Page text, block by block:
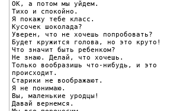
ОК, а потом мы уйдем.
Тихо и спокойно.
Я покажу тебе класс.
Кусочек шоколада?
Уверен, что не хочешь попробовать?
Будет кружится голова, но это круто!
Что значит быть ребенком?
Не знаю. Делай, что хочешь.
Только вообразишь что-нибудь, и это
происходит.
Старики не воображают.
Я не понимаю.
Вы, маленькие уродцы!
Давай вернемся.